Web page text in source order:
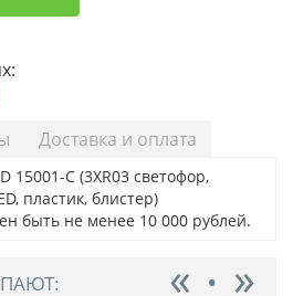
Доставка и оплата
15001-С (3XR03 светофор,
пластик, блистер)
быть не менее 10 000 рублей.